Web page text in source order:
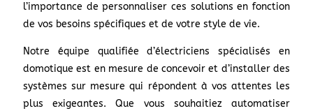
l’importance de personnaliser ces solutions en fonction
de vos besoins spécifiques et de votre style de vie.
Notre équipe qualifiée d’électriciens spécialisés en
domotique est en mesure de concevoir et d’installer des
systèmes sur mesure qui répondent à vos attentes les
plus exigeantes. Que vous souhaitiez automatiser